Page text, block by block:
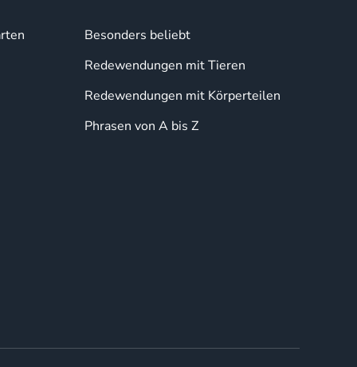
Besonders beliebt
Redewendungen mit Tieren
Redewendungen mit Körperteilen
Phrasen von A bis Z